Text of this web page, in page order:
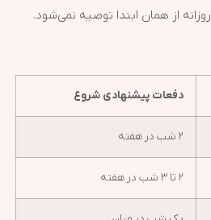
از همان ابتدا توصیه نمی‌شود.
دفعات پیشنهادی شروع
۲ شب در هفته
۲ تا ۳ شب در هفته